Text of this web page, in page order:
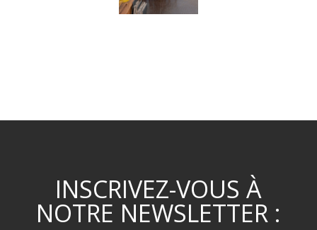
INSCRIVEZ-VOUS À
NOTRE NEWSLETTER :